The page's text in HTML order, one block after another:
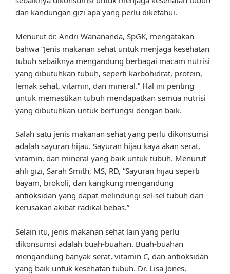
dan kandungan gizi apa yang perlu diketahui.
Menurut dr. Andri Wanananda, SpGK, mengatakan
bahwa “Jenis makanan sehat untuk menjaga kesehatan
tubuh sebaiknya mengandung berbagai macam nutrisi
yang dibutuhkan tubuh, seperti karbohidrat, protein,
lemak sehat, vitamin, dan mineral.” Hal ini penting
untuk memastikan tubuh mendapatkan semua nutrisi
yang dibutuhkan untuk berfungsi dengan baik.
Salah satu jenis makanan sehat yang perlu dikonsumsi
adalah sayuran hijau. Sayuran hijau kaya akan serat,
vitamin, dan mineral yang baik untuk tubuh. Menurut
ahli gizi, Sarah Smith, MS, RD, “Sayuran hijau seperti
bayam, brokoli, dan kangkung mengandung
antioksidan yang dapat melindungi sel-sel tubuh dari
kerusakan akibat radikal bebas.”
Selain itu, jenis makanan sehat lain yang perlu
dikonsumsi adalah buah-buahan. Buah-buahan
mengandung banyak serat, vitamin C, dan antioksidan
yang baik untuk kesehatan tubuh. Dr. Lisa Jones,